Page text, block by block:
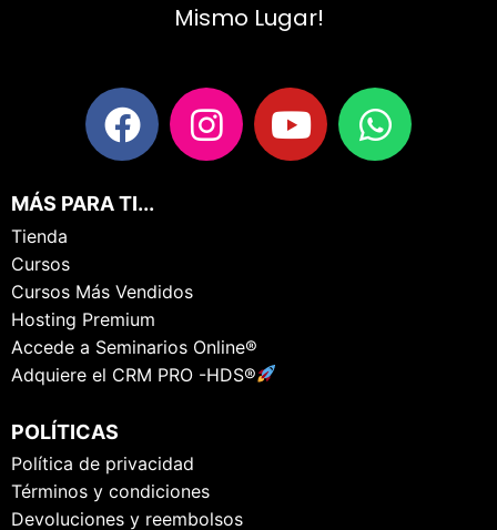
Mismo Lugar!
MÁS PARA TI...
Tienda
Cursos
Cursos Más Vendidos
Hosting Premium
Accede a Seminarios Online®
Adquiere el CRM PRO -HDS®
POLÍTICAS
Política de privacidad
Términos y condiciones
Devoluciones y reembolsos